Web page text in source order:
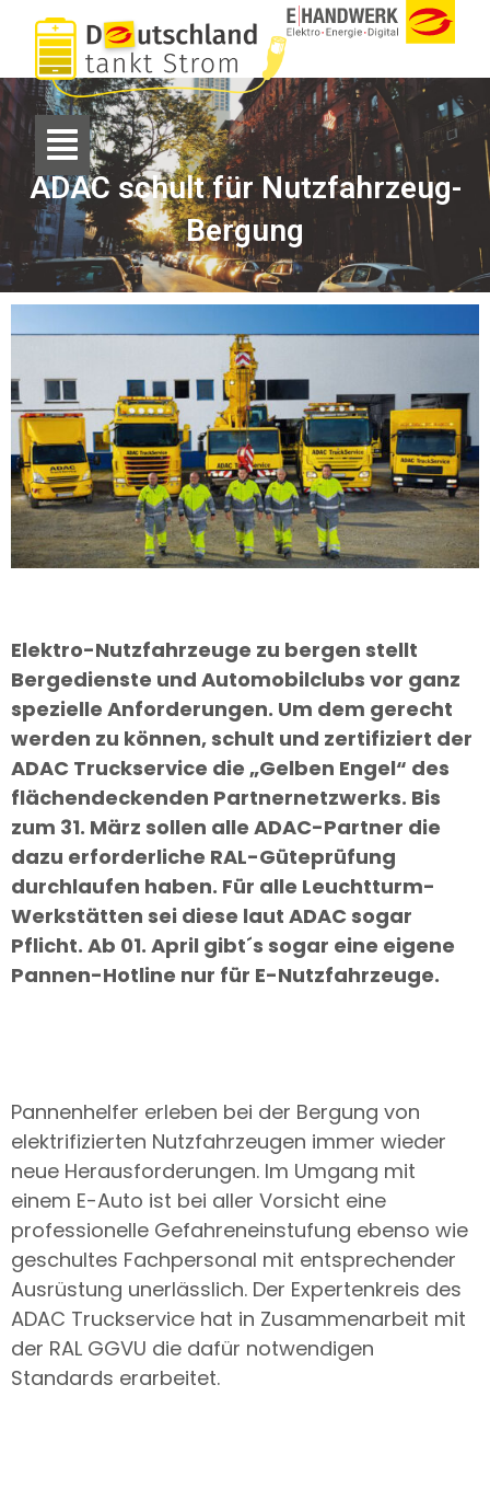
ADAC schult für Nutzfahrzeug-
Bergung
Elektro-Nutzfahrzeuge zu bergen stellt
Bergedienste und Automobilclubs vor ganz
spezielle Anforderungen. Um dem gerecht
werden zu können, schult und zertifiziert der
ADAC Truckservice die „Gelben Engel“ des
flächendeckenden Partnernetzwerks. Bis
zum 31. März sollen alle ADAC-Partner die
dazu erforderliche RAL-Güteprüfung
durchlaufen haben. Für alle Leuchtturm-
Werkstätten sei diese laut ADAC sogar
Pflicht. Ab 01. April gibt´s sogar eine eigene
Pannen-Hotline nur für E-Nutzfahrzeuge.
Pannenhelfer erleben bei der Bergung von
elektrifizierten Nutzfahrzeugen immer wieder
neue Herausforderungen. Im Umgang mit
einem E-Auto ist bei aller Vorsicht eine
professionelle Gefahreneinstufung ebenso wie
geschultes Fachpersonal mit entsprechender
Ausrüstung unerlässlich. Der Expertenkreis des
ADAC Truckservice hat in Zusammenarbeit mit
der RAL GGVU die dafür notwendigen
Standards erarbeitet.